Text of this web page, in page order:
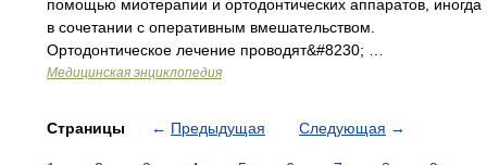
помощью миотерапии и ортодонтических аппаратов, иногда
в сочетании с оперативным вмешательством.
Ортодонтическое лечение проводят&#8230; …
Медицинская энциклопедия
Страницы ← Предыдущая Следующая →